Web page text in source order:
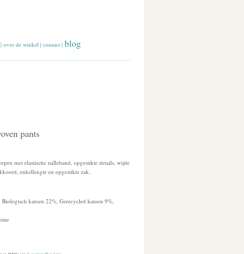
| over de winkel | contact | blog
pants
met elastische tailleband, opgestikte details, wijde
enkellengte en opgestikte zak.
katoen 22%, Gerecycled katoen 9%,